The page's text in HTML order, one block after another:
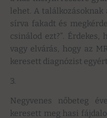
lehet. A
sírva fakadt és
csinálod ezt?”.
vagy elvárás, hogy az
keresett diagnózist
3.
Negyvenes nőbeteg
keresett meg hasi